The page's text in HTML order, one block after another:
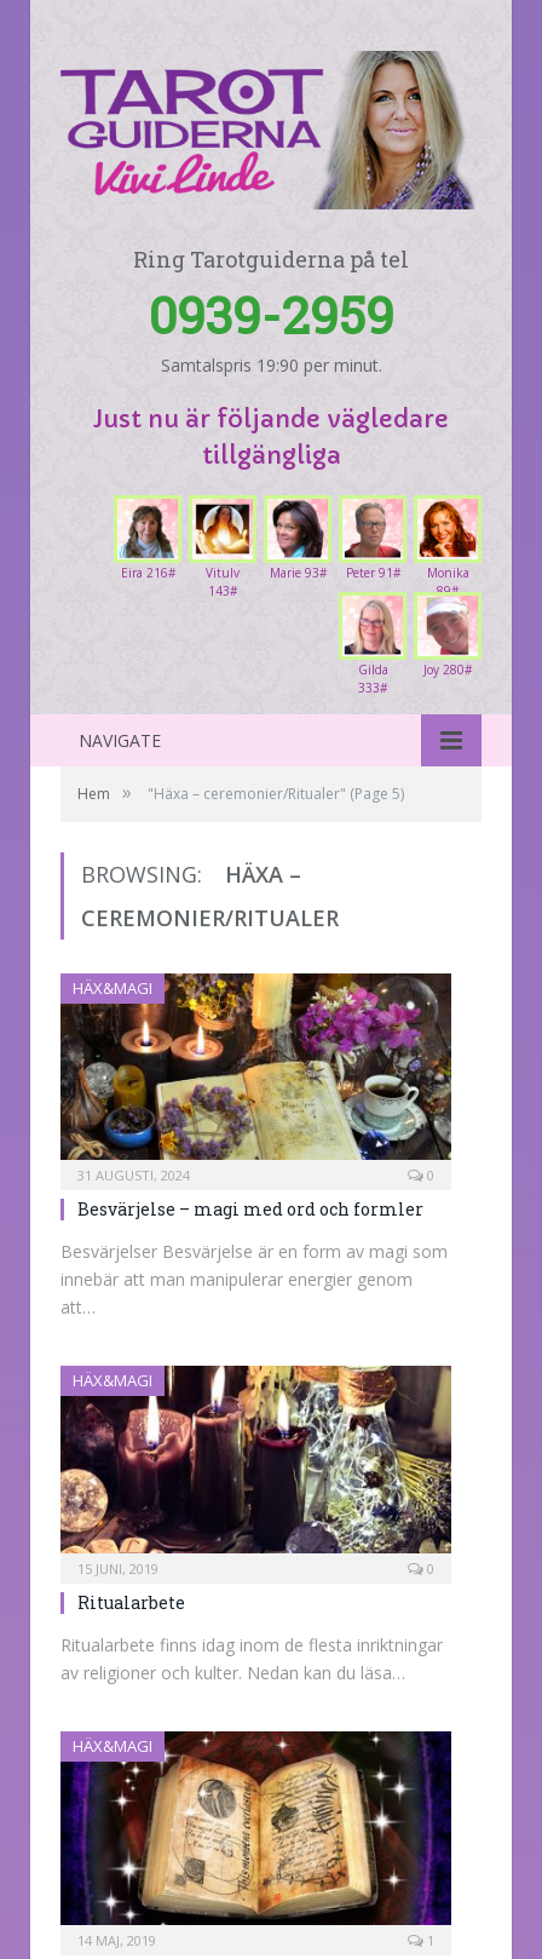
Ring Tarotguiderna på tel
0939-2959
Samtalspris 19:90 per minut.
Just nu är följande vägledare
tillgängliga
Monika
89#
Peter 91#
Marie 93#
Vitulv
143#
Eira 216#
Joy 280#
Gilda
333#
NAVIGATE
Hem » "Häxa – ceremonier/Ritualer" (Page 5)
BROWSING:
HÄXA –
CEREMONIER/RITUALER
HÄX&MAGI
31 AUGUSTI, 2024 0
Besvärjelse – magi med ord och formler
Besvärjelser Besvärjelse är en form av magi som
innebär att man manipulerar energier genom
att…
HÄX&MAGI
15 JUNI, 2019 0
Ritualarbete
Ritualarbete finns idag inom de flesta inriktningar
av religioner och kulter. Nedan kan du läsa…
HÄX&MAGI
14 MAJ, 2019 1